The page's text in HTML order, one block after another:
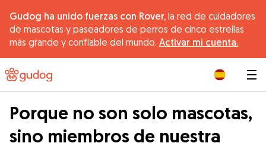
Gudog ha unido fuerzas con Rover, la red de cuidadores
de mascotas y paseadores de perros de cinco estrellas
más grande y confiable del mundo. Activar mi cuenta.
Porque no son solo mascotas,
sino miembros de nuestra